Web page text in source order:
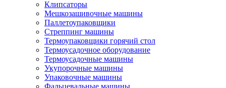
Клипсаторы
Мешкозашивочные машины
Паллетоупаковщики
Стреппинг машины
Термоупаковщики горячий стол
Термоусадочное оборудование
Термоусадочные машины
Укупорочные машины
Упаковочные машины
Фальцевальные машины